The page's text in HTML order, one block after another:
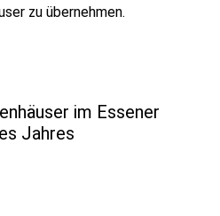
zu übernehmen.
im Essener
Jahres